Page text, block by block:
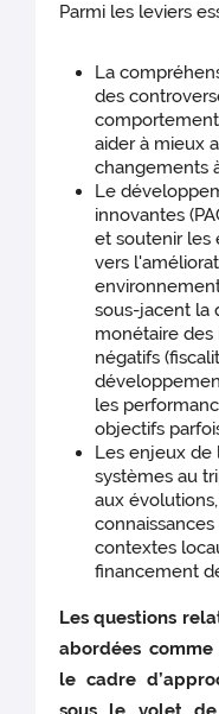
Parmi les leviers
La
des
aider à mieux
changements
Le
innovantes
et soutenir les
vers
sous-jacent la
monétaire des
négatifs
les
objectifs
Les enjeux de
systèmes au
aux
contextes
financement
Les questions
abordées
le cadre